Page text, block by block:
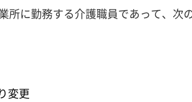
に勤務する介護職員であって、次
変更